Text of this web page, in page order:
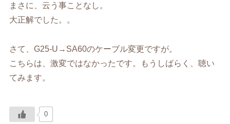
まさに、云う事ことなし。
大正解でした。。
さて、G25-U→SA60のケーブル変更ですが。
こちらは、激変ではなかったです。もうしばらく、聴い
てみます。
0